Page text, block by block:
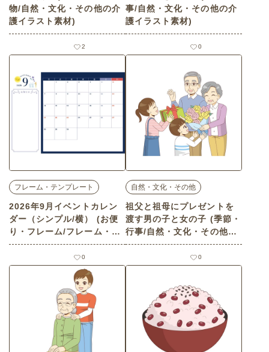
物/自然・文化・その他の介
護イラスト素材)
2
事/自然・文化・その他の介
護イラスト素材)
0
フレーム・テンプレート
2026年9月イベントカレン
ダー（シンプル/横） (お便
り・フレーム/フレーム・テ
ンプレートの介護イラスト
0
自然・文化・その他
祖父と祖母にプレゼントを
渡す男の子と女の子 (季節・
行事/自然・文化・その他の
介護イラスト素材)
0